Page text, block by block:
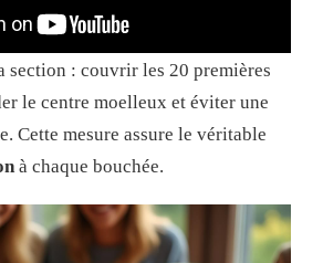
section : couvrir les 20 premières
le centre moelleux et éviter une
Cette mesure assure le véritable
à chaque bouchée.